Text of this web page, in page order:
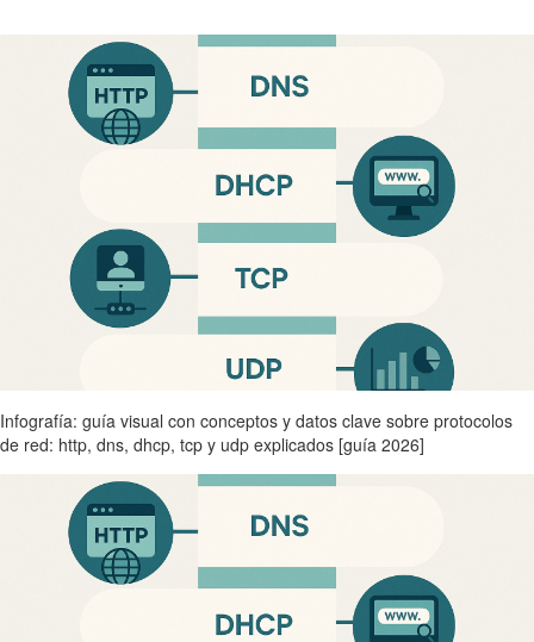
Infografía: guía visual con conceptos y datos clave sobre protocolos
de red: http, dns, dhcp, tcp y udp explicados [guía 2026]